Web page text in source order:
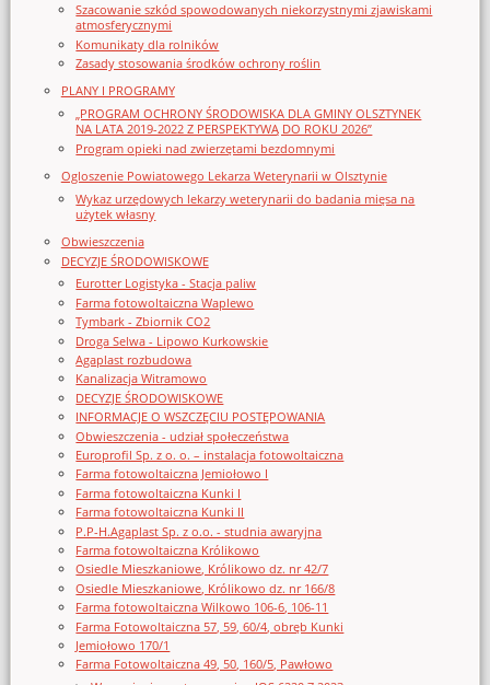
Szacowanie szkód spowodowanych niekorzystnymi zjawiskami
atmosferycznymi
Komunikaty dla rolników
Zasady stosowania środków ochrony roślin
PLANY I PROGRAMY
„PROGRAM OCHRONY ŚRODOWISKA DLA GMINY OLSZTYNEK
NA LATA 2019-2022 Z PERSPEKTYWĄ DO ROKU 2026”
Program opieki nad zwierzętami bezdomnymi
Ogloszenie Powiatowego Lekarza Weterynarii w Olsztynie
Wykaz urzędowych lekarzy weterynarii do badania mięsa na
użytek własny
Obwieszczenia
DECYZJE ŚRODOWISKOWE
Eurotter Logistyka - Stacja paliw
Farma fotowoltaiczna Waplewo
Tymbark - Zbiornik CO2
Droga Selwa - Lipowo Kurkowskie
Agaplast rozbudowa
Kanalizacja Witramowo
DECYZJE ŚRODOWISKOWE
INFORMACJE O WSZCZĘCIU POSTĘPOWANIA
Obwieszczenia - udział społeczeństwa
Europrofil Sp. z o. o. – instalacja fotowoltaiczna
Farma fotowoltaiczna Jemiołowo I
Farma fotowoltaiczna Kunki I
Farma fotowoltaiczna Kunki II
P.P-H.Agaplast Sp. z o.o. - studnia awaryjna
Farma fotowoltaiczna Królikowo
Osiedle Mieszkaniowe, Królikowo dz. nr 42/7
Osiedle Mieszkaniowe, Królikowo dz. nr 166/8
Farma fotowoltaiczna Wilkowo 106-6, 106-11
Farma Fotowoltaiczna 57, 59, 60/4, obręb Kunki
Jemiołowo 170/1
Farma Fotowoltaiczna 49, 50, 160/5, Pawłowo